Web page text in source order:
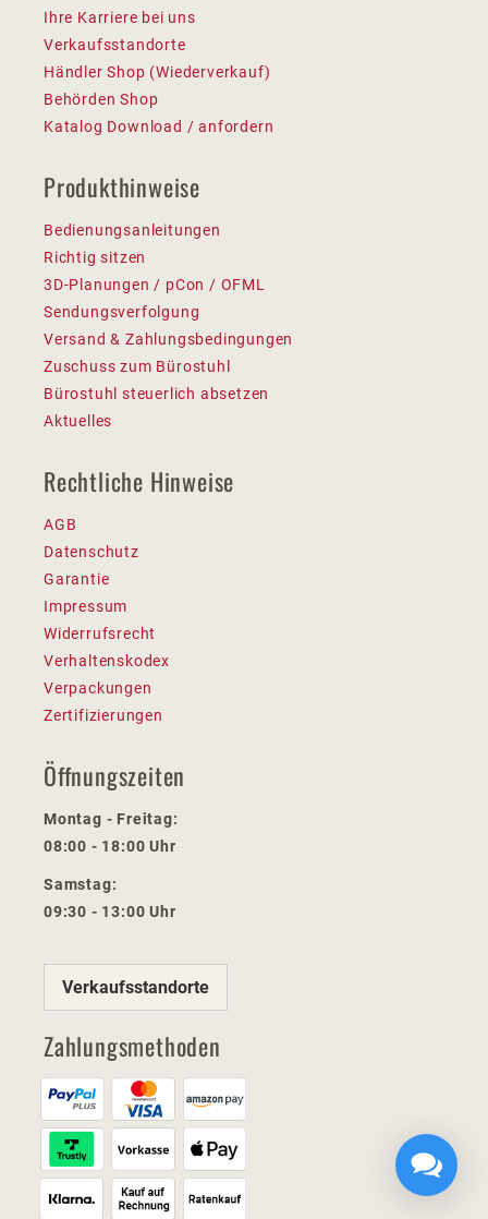
Ihre Karriere bei uns
Verkaufsstandorte
Händler Shop (Wiederverkauf)
Behörden Shop
Katalog Download / anfordern
Produkthinweise
Bedienungsanleitungen
Richtig sitzen
3D-Planungen / pCon / OFML
Sendungsverfolgung
Versand & Zahlungsbedingungen
Zuschuss zum Bürostuhl
Bürostuhl steuerlich absetzen
Aktuelles
Rechtliche Hinweise
AGB
Datenschutz
Garantie
Impressum
Widerrufsrecht
Verhaltenskodex
Verpackungen
Zertifizierungen
Öffnungszeiten
Montag - Freitag:
08:00 - 18:00 Uhr
Samstag:
09:30 - 13:00 Uhr
Verkaufsstandorte
Zahlungsmethoden